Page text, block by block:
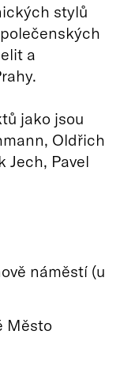
stylů
a
jako jsou
Oldřich
Jech, Pavel
náměstí (u
Město